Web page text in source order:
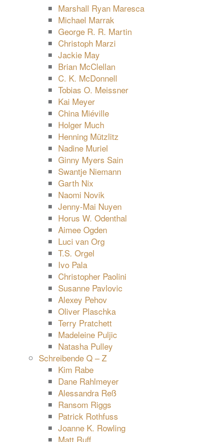
Marshall Ryan Maresca
Michael Marrak
George R. R. Martin
Christoph Marzi
Jackie May
Brian McClellan
C. K. McDonnell
Tobias O. Meissner
Kai Meyer
China Miéville
Holger Much
Henning Mützlitz
Nadine Muriel
Ginny Myers Sain
Swantje Niemann
Garth Nix
Naomi Novik
Jenny-Mai Nuyen
Horus W. Odenthal
Aimee Ogden
Luci van Org
T.S. Orgel
Ivo Pala
Christopher Paolini
Susanne Pavlovic
Alexey Pehov
Oliver Plaschka
Terry Pratchett
Madeleine Puljic
Natasha Pulley
Schreibende Q – Z
Kim Rabe
Dane Rahlmeyer
Alessandra Reß
Ransom Riggs
Patrick Rothfuss
Joanne K. Rowling
Matt Ruff